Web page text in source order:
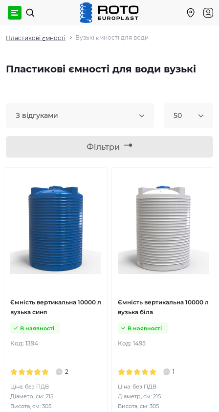
Пластикові ємності Вузькі ємності для води
Пластикові ємності для води вузькі
З відгуками 50
Фільтри
Ємність вертикальна 10000 л
вузька синя
Код: 1394
В наявності
2
Ціна: без ПДВ
Діаметр, см: 215
Висота, см: 305
Ємність вертикальна 10000 л
вузька біла
Код: 1495
В наявності
1
Ціна: без ПДВ
Діаметр, см: 215
Висота, см: 305